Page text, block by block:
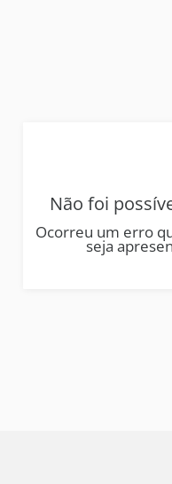
Não foi
Ocorreu um erro
seja